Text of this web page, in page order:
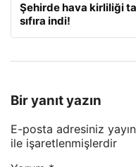
Şehirde hava kirliliği
sıfıra indi!
Bir yanıt yazın
E-posta adresiniz
ile işaretlenmişlerdir